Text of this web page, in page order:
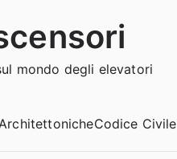
mondo degli elevatori
Codice Civile